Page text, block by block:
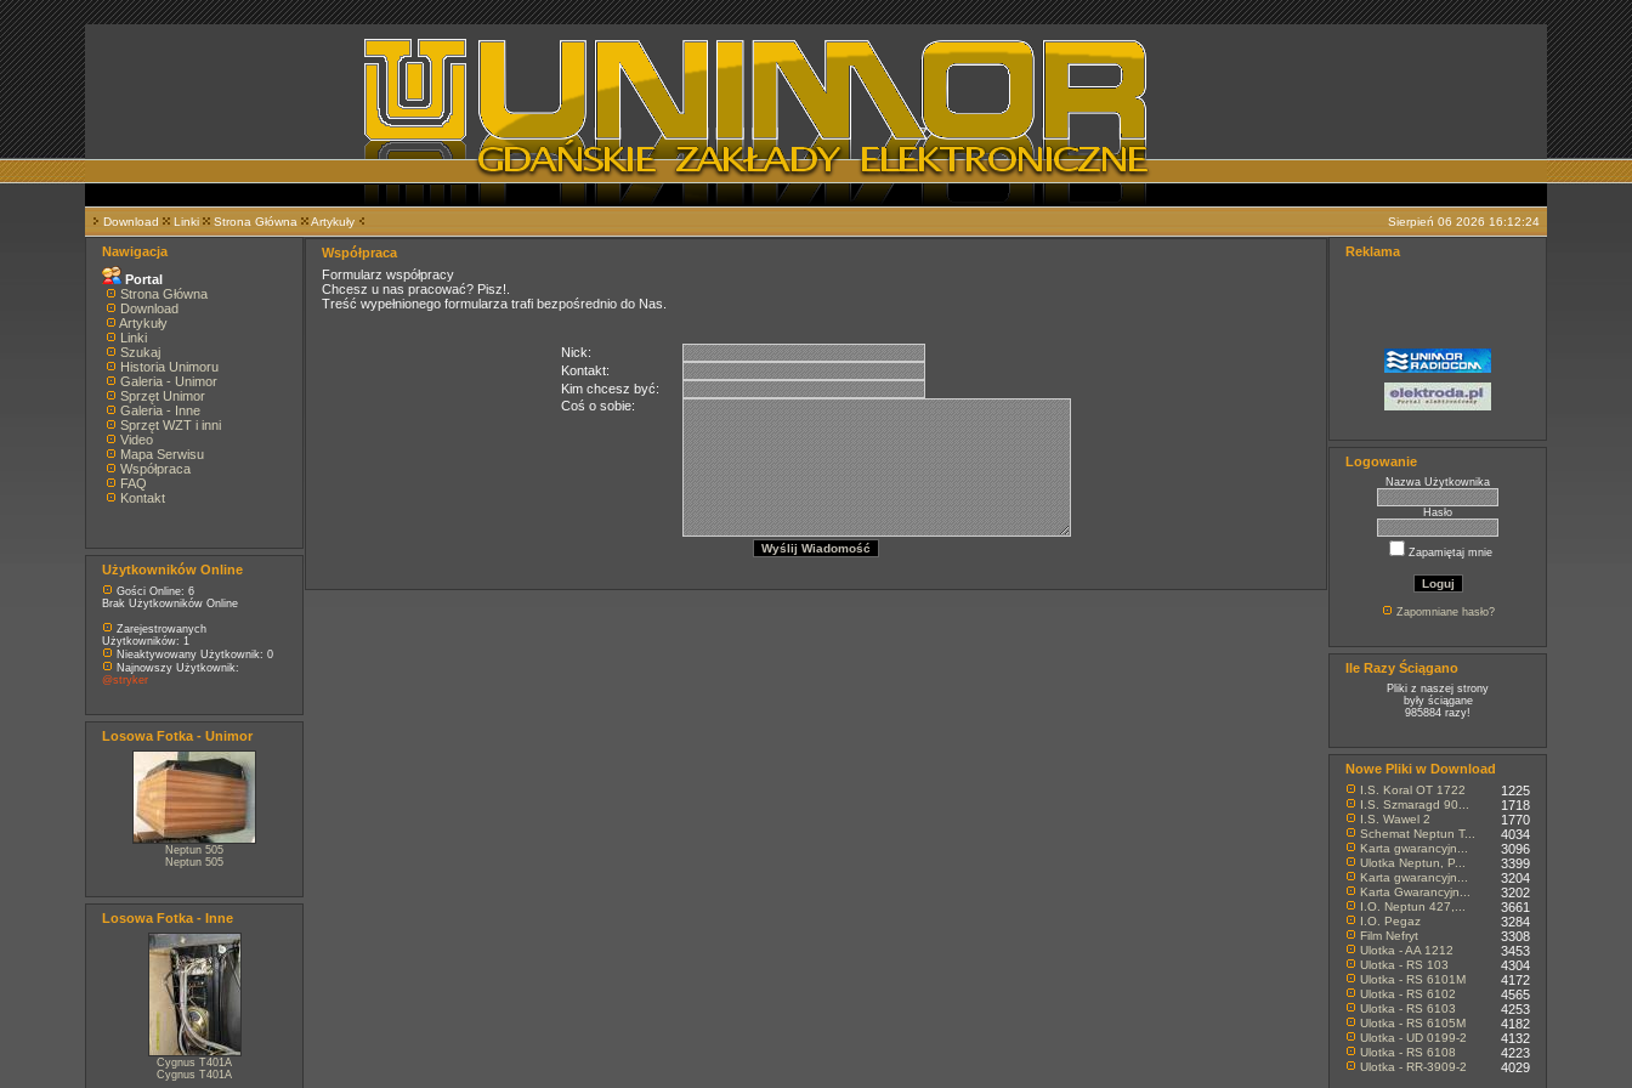
Download Linki Strona Główna Artykuły Sierpień 06 2026 16:12:24
Nawigacja
Portal
Strona Główna
Download
Artykuły
Linki
Szukaj
Historia Unimoru
Galeria - Unimor
Sprzęt Unimor
Galeria - Inne
Sprzęt WZT i inni
Video
Mapa Serwisu
Współpraca
FAQ
Kontakt
Użytkowników Online
Gości Online: 6
Brak Użytkowników Online
Zarejestrowanych
Użytkowników: 1
Nieaktywowany Użytkownik: 0
Najnowszy Użytkownik:
@stryker
Losowa Fotka - Unimor
Neptun 505
Neptun 505
Losowa Fotka - Inne
Cygnus T401A
Cygnus T401A
Współpraca
Formularz współpracy
Chcesz u nas pracować? Pisz!.
Treść wypełnionego formularza trafi bezpośrednio do Nas.
Nick:
Kontakt:
Kim chcesz być:
Coś o sobie:
Reklama
Logowanie
Nazwa Użytkownika
Hasło
Zapamiętaj mnie
Zapomniane hasło?
Ile Razy Ściągano
Pliki z naszej strony
były ściągane
985884 razy!
Nowe Pliki w Download
I.S. Koral OT 1722 1225
I.S. Szmaragd 90... 1718
I.S. Wawel 2 1770
Schemat Neptun T... 4034
Karta gwarancyjn... 3096
Ulotka Neptun, P... 3399
Karta gwarancyjn... 3204
Karta Gwarancyjn... 3202
I.O. Neptun 427,... 3661
I.O. Pegaz 3284
Film Nefryt 3308
Ulotka - AA 1212 3453
Ulotka - RS 103 4304
Ulotka - RS 6101M 4172
Ulotka - RS 6102 4565
Ulotka - RS 6103 4253
Ulotka - RS 6105M 4182
Ulotka - UD 0199-2 4132
Ulotka - RS 6108 4223
Ulotka - RR-3909-2 4029